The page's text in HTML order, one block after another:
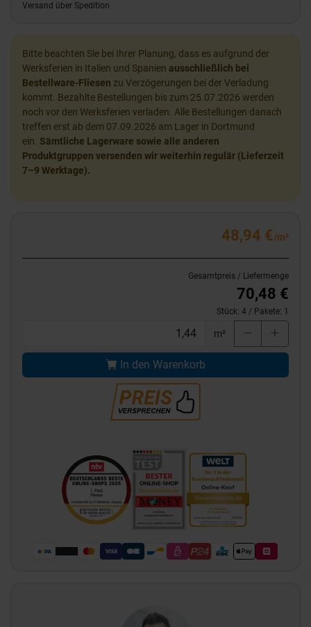
Versand über Spedition
Bitte beachten Sie bei Ihrer Planung, dass es aufgrund der
Werksferien in Italien und Spanien ausschließlich bei
Bestellware-Fliesen zu Verzögerungen bei der Verladung
kommt. Bezahlte Bestellungen bis zum 25.07.2026 werden
noch vor den Werksferien verladen. Alle Bestellungen danach
treffen erst ab dem 07.09.2026 am Lager in Dortmund
ein. Sämtliche Lagerware sowie alle anderen
Produktgruppen versenden wir weiterhin regulär (Lieferzeit
7–9 Werktage).
48,94 €/m²
Gesamtpreis / Liefermenge
70,48 €
Stück: 4 / Pakete: 1
m²
In den Warenkorb